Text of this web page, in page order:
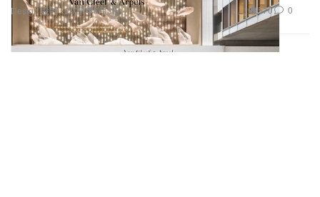
他的作品，他早期受滑板文化啟發的街頭風格，給我
留下強烈印象。我從小浸泡在單板滑雪、滑板、衝浪
等文化裡，因此他那一套設計哲學，讓我特別有共
Design 設計 2026年8月3日 570 0